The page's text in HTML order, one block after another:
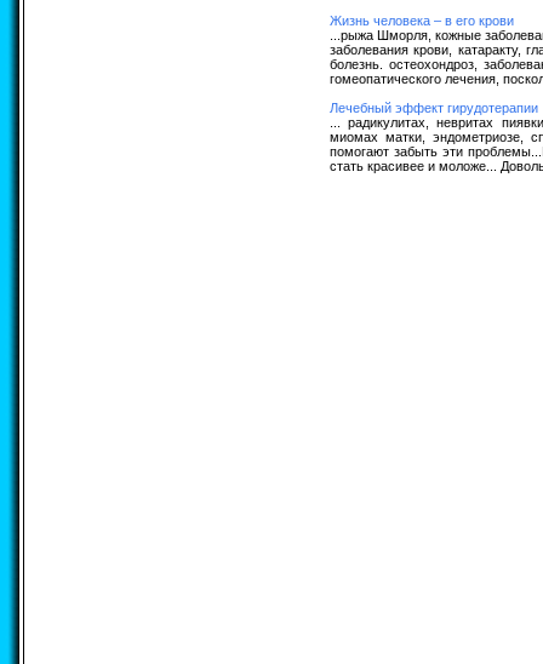
Жизнь человека – в его крови
...рыжа Шморля, кожные
заболевания крови, катаракту,
болезнь. остеохондроз,
гомеопатического лечения,
Лечебный эффект гирудотерапии
... радикулитах, невритах
миомах матки, эндометриозе,
помогают забыть эти
стать красивее и моложе...